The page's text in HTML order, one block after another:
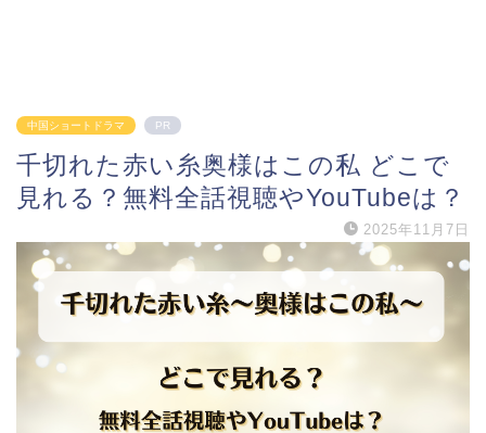
中国ショートドラマ PR
千切れた赤い糸奥様はこの私 どこで
見れる？無料全話視聴やYouTubeは？
2025年11月7日